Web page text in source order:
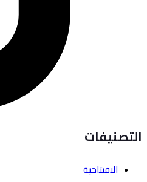
التصنيفات
الافتتاحية